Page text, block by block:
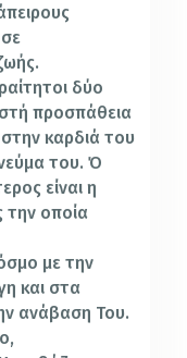
δύο
προσπάθεια
καρδιά του
του. Ό
είναι η
την οποία
με την
και στα
ανάβαση Του.